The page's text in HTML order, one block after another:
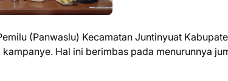
(Panwaslu) Kecamatan Juntinyuat
Hal ini berimbas pada menurunnya